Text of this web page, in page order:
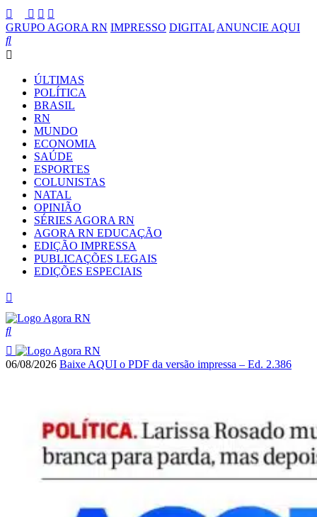
GRUPO AGORA RN IMPRESSO DIGITAL ANUNCIE AQUI
ÚLTIMAS
POLÍTICA
BRASIL
RN
MUNDO
ECONOMIA
SAÚDE
ESPORTES
COLUNISTAS
NATAL
OPINIÃO
SÉRIES AGORA RN
AGORA RN EDUCAÇÃO
EDIÇÃO IMPRESSA
PUBLICAÇÕES LEGAIS
EDIÇÕES ESPECIAIS
06/08/2026 Baixe AQUI o PDF da versão impressa – Ed. 2.386